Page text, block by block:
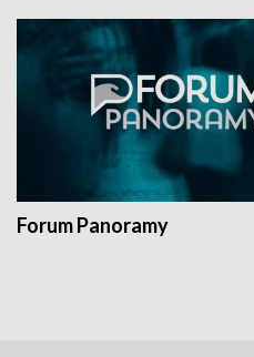
Forum Panoramy